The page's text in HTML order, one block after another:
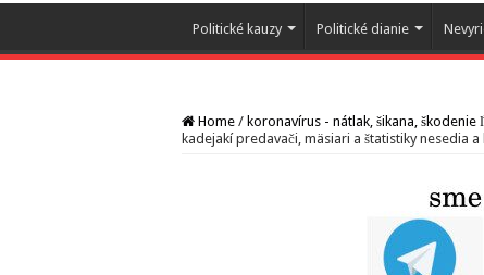
Politické kauzy Politické dianie
Home / koronavírus - nátlak, šikana, škodenie
kadejakí predavači, mäsiari a štatistiky nesedia a